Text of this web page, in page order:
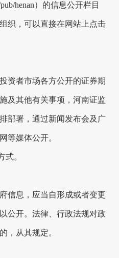
henan）的信息公开栏目
织 ，可以直接在网站上点击
者市场各方公开的证券期
及其他有关事项，河南证监
部署，通过新闻发布会及广
等媒体公开。
式。
息，应当自形成或者变更
公开。法律、行政法规对政
，从其规定。